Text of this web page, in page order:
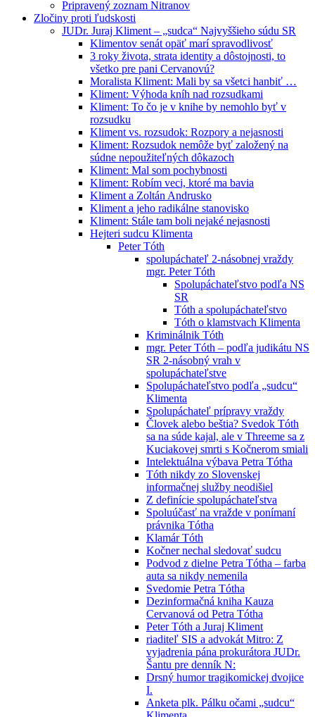
Pripravený zoznam Nitranov
Zločiny proti ľudskosti
JUDr. Juraj Kliment – „sudca“ Najvyššieho súdu SR
Klimentov senát opäť marí spravodlivosť
3 roky života, strata identity a dôstojnosti, to
všetko pre pani Cervanovú?
Moralista Kliment: Mali by sa všetci hanbiť …
Kliment: Výhoda kníh nad rozsudkami
Kliment: To čo je v knihe by nemohlo byť v
rozsudku
Kliment vs. rozsudok: Rozpory a nejasnosti
Kliment: Rozsudok nemôže byť založený na
súdne nepoužiteľných dôkazoch
Kliment: Mal som pochybnosti
Kliment: Robím veci, ktoré ma bavia
Kliment a Zoltán Andrusko
Kliment a jeho radikálne stanovisko
Kliment: Stále tam boli nejaké nejasnosti
Hejteri sudcu Klimenta
Peter Tóth
spolupáchateľ 2-násobnej vraždy
mgr. Peter Tóth
Spolupáchateľstvo podľa NS
SR
Tóth a spolupáchateľstvo
Tóth o klamstvach Klimenta
Kriminálnik Tóth
mgr. Peter Tóth – podľa judikátu NS
SR 2-násobný vrah v
spolupáchateľstve
Spolupáchateľstvo podľa „sudcu“
Klimenta
Spolupáchateľ prípravy vraždy
Človek alebo beštia? Svedok Tóth
sa na súde kajal, ale v Threeme sa z
Kuciakovej smrti s Kočnerom smiali
Intelektuálna výbava Petra Tótha
Tóth nikdy zo Slovenskej
informačnej služby neodišiel
Z definície spolupáchateľstva
Spoluúčasť na vražde v ponímaní
právnika Tótha
Klamár Tóth
Kočner nechal sledovať sudcu
Podvod z dielne Petra Tótha – farba
auta sa nikdy nemenila
Svedomie Petra Tótha
Dezinformačná kniha Kauza
Cervanová od Petra Tótha
Peter Tóth a Juraj Kliment
riaditeľ SIS a advokát Mitro: Z
vyjadrenia pána prokurátora JUDr.
Šantu pre denník N:
Drsný humor tragikomickej dvojice
I.
Anketa plk. Pálku očami „sudcu“